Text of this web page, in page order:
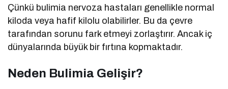
Çünkü bulimia nervoza hastaları genellikle normal
kiloda veya hafif kilolu olabilirler. Bu da çevre
tarafından sorunu fark etmeyi zorlaştırır. Ancak iç
dünyalarında büyük bir fırtına kopmaktadır.
Neden Bulimia Gelişir?